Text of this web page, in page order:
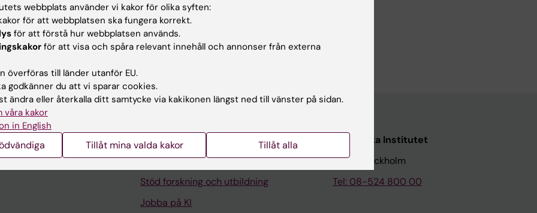
JOURNAL OF ANTIMICROBIAL AGENTS.2019;53(6):820-829
infection caused by extended-spectrum β-lactamase-
in patients with suspected community-onset sepsis
L; Naucler P; Giske CG
Kontakta och besök KI
Universitetsbiblioteket
Stöd forskning och utbildning
Jobba på KI
Karolinska Institutet
171 77 Stockholm
Tel: 08-524 800 00
webbplats använder vi kakor för olika syften:
för att webbplatsen ska fungera korrekt.
för att förstå hur webbplatsen används.
för att visa och spåra relevant innehåll och annonser från externa
överföras till länder utanför EU.
godkänner du att vi sparar cookies.
ändra eller återkalla ditt samtycke via kakikonen längst ned till vänster på sidan.
våra kakor
in English
Tillåt mina valda kakor Tillåt alla